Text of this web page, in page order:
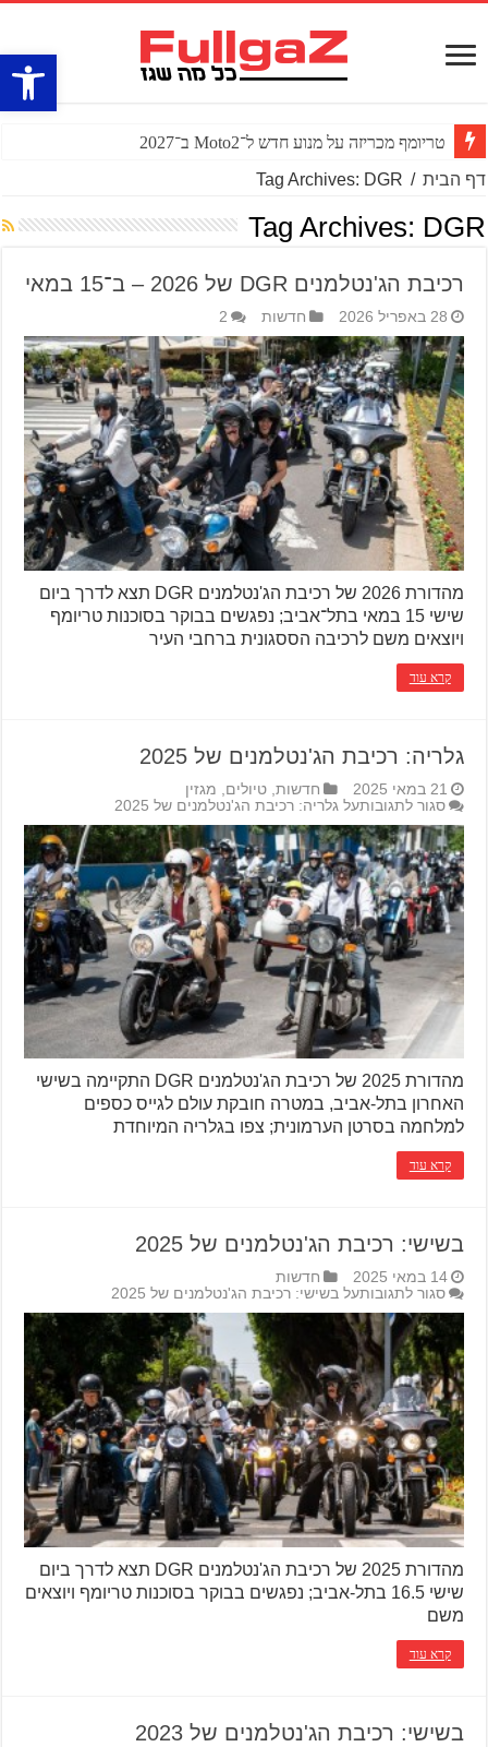
פתח
טריומף מכריזה על מנוע חדש ל־Moto2 ב־2027
דף הבית /
Tag Archives: DGR
Tag Archives: DGR
רכיבת הג'נטלמנים DGR של 2026 – ב־15 במאי
28 באפריל 2026 חדשות 2
מהדורת 2026 של רכיבת הג'נטלמנים DGR תצא לדרך ביום
שישי 15 במאי בתל־אביב; נפגשים בבוקר בסוכנות טריומף
ויוצאים משם לרכיבה הססגונית ברחבי העיר
קרא עוד
גלריה: רכיבת הג'נטלמנים של 2025
21 במאי 2025 חדשות ,טיולים
מגזין
סגור לתגובותעל גלריה: רכיבת הג'נטלמנים של 2025
מהדורת 2025 של רכיבת הג'נטלמנים DGR התקיימה בשישי
האחרון בתל-אביב, במטרה חובקת עולם לגייס כספים
למלחמה בסרטן הערמונית; צפו בגלריה המיוחדת
קרא עוד
בשישי: רכיבת הג'נטלמנים של 2025
14 במאי 2025
חדשות
סגור לתגובותעל בשישי: רכיבת הג'נטלמנים של 2025
מהדורת 2025 של רכיבת הג'נטלמנים DGR תצא לדרך ביום
שישי 16.5 בתל-אביב; נפגשים בבוקר בסוכנות טריומף ויוצאים
משם
קרא עוד
בשישי: רכיבת הג'נטלמנים של 2023